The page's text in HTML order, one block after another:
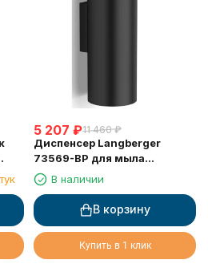
5 207 ₽11 460 ₽
Диспенсер Langberger
73569-BP для мыла
механический, 250 мл
В наличии
В корзину
Купить в 1 клик